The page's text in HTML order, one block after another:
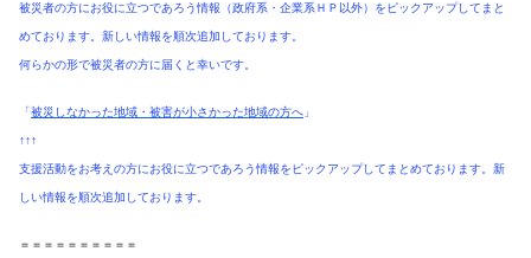
被災者の方にお役に立つであろう情報（政府系・企業系ＨＰ以外）をピックアップしてまと
めております。新しい情報を順次追加しております。
何らかの形で被災者の方に届くと幸いです。
「被災しなかった地域・被害が小さかった地域の方へ 」
↑↑↑
支援活動をお考えの方にお役に立つであろう情報をピックアップしてまとめております。新
しい情報を順次追加しております。
＝＝＝＝＝＝＝＝＝＝